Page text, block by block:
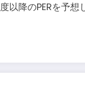
以降のPERを予